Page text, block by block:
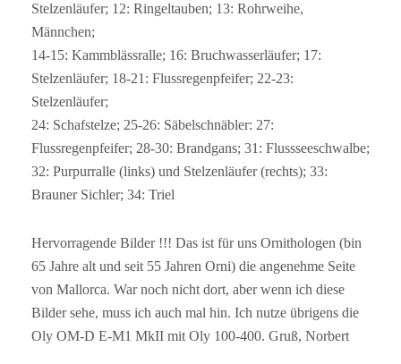
Stelzenläufer; 12: Ringeltauben; 13: Rohrweihe,
Männchen;
14-15: Kammblässralle; 16: Bruchwasserläufer; 17:
Stelzenläufer; 18-21: Flussregenpfeifer; 22-23:
Stelzenläufer;
24: Schafstelze; 25-26: Säbelschnäbler: 27:
Flussregenpfeifer; 28-30: Brandgans; 31: Flussseeschwalbe;
32: Purpurralle (links) und Stelzenläufer (rechts); 33:
Brauner Sichler; 34: Triel
Hervorragende Bilder !!! Das ist für uns Ornithologen (bin
65 Jahre alt und seit 55 Jahren Orni) die angenehme Seite
von Mallorca. War noch nicht dort, aber wenn ich diese
Bilder sehe, muss ich auch mal hin. Ich nutze übrigens die
Oly OM-D E-M1 MkII mit Oly 100-400. Gruß, Norbert